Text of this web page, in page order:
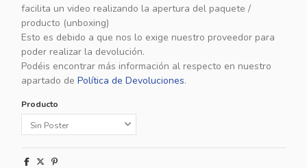
facilita un video realizando la apertura del paquete /
producto (unboxing)
Esto es debido a que nos lo exige nuestro proveedor para
poder realizar la devolución.
Podéis encontrar más información al respecto en nuestro
apartado de Política de Devoluciones.
Producto